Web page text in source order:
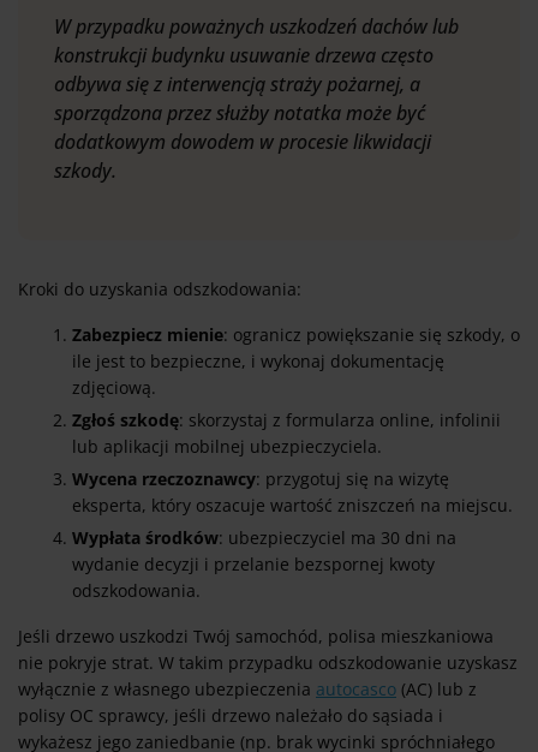
W przypadku poważnych uszkodzeń dachów lub
konstrukcji budynku usuwanie drzewa często
odbywa się z interwencją straży pożarnej, a
sporządzona przez służby notatka może być
dodatkowym dowodem w procesie likwidacji
szkody.
Kroki do uzyskania odszkodowania:
Zabezpiecz mienie: ogranicz powiększanie się szkody, o
ile jest to bezpieczne, i wykonaj dokumentację
zdjęciową.
Zgłoś szkodę: skorzystaj z formularza online, infolinii
lub aplikacji mobilnej ubezpieczyciela.
Wycena rzeczoznawcy: przygotuj się na wizytę
eksperta, który oszacuje wartość zniszczeń na miejscu.
Wypłata środków: ubezpieczyciel ma 30 dni na
wydanie decyzji i przelanie bezspornej kwoty
odszkodowania.
Jeśli drzewo uszkodzi Twój samochód, polisa mieszkaniowa
nie pokryje strat. W takim przypadku odszkodowanie uzyskasz
wyłącznie z własnego ubezpieczenia autocasco (AC) lub z
polisy OC sprawcy, jeśli drzewo należało do sąsiada i
wykażesz jego zaniedbanie (np. brak wycinki spróchniałego